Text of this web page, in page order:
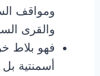
ومواقف
والقرى
فهو بلاط
أسمنتية